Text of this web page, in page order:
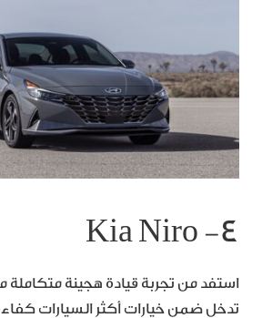
٤- Kia Niro
استفد من تجربة قيادة هجينة متكاملة
تدخل ضمن خيارات أكثر السيارات